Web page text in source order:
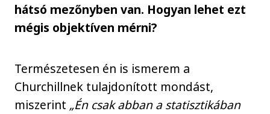
hátsó mezőnyben van. Hogyan lehet ezt
mégis objektíven mérni?
Természetesen én is ismerem a
Churchillnek tulajdonított mondást,
miszerint „Én csak abban a statisztikában